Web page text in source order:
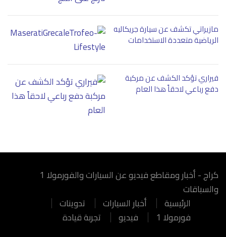
مازيراتي تكشف عن سيارة جريكاليه
الرياضية متعددة الاستخدامات
فيراري تؤكد الكشف عن مركبة
دفع رباعي لاحقاً هذا العام
كراج - أخبار ومقاطع فيديو عن السيارات والفورمولا 1
والسباقات
الرئيسية
أخبار السيارات
تدوينات
فورمولا 1
فيديو تجربة قيادة